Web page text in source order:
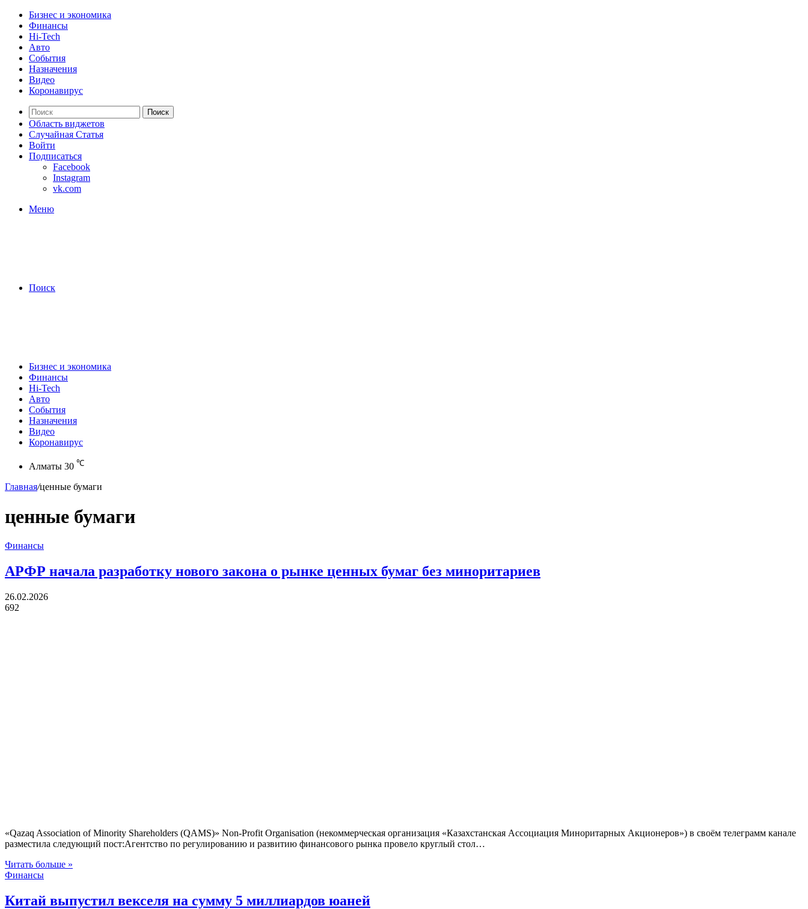
Бизнес и экономика
Финансы
Hi-Tech
Авто
События
Назначения
Видео
Коронавирус
Поиск
Область виджетов
Случайная Статья
Войти
Подписаться
Facebook
Instagram
vk.com
Меню
Поиск
Бизнес и экономика
Финансы
Hi-Tech
Авто
События
Назначения
Видео
Коронавирус
Алматы 30 ℃
Главная/ценные бумаги
ценные бумаги
Финансы
АРФР начала разработку нового закона о рынке ценных бумаг без миноритариев
26.02.2026
692
«Qazaq Association of Minority Shareholders (QAMS)» Non-Profit Organisation (некоммерческая организация «Казахстанская Ассоциация Миноритарных Акционеров») в своём телеграмм канале
разместила следующий пост:Агентство по регулированию и развитию финансового рынка провело круглый стол…
Читать больше »
Финансы
Китай выпустил векселя на сумму 5 миллиардов юаней